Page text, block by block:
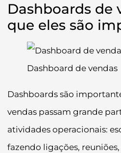
Dashboards de
que eles são
Dashboard de vendas
Dashboards são
vendas passam grande
atividades operacionais:
fazendo ligações,